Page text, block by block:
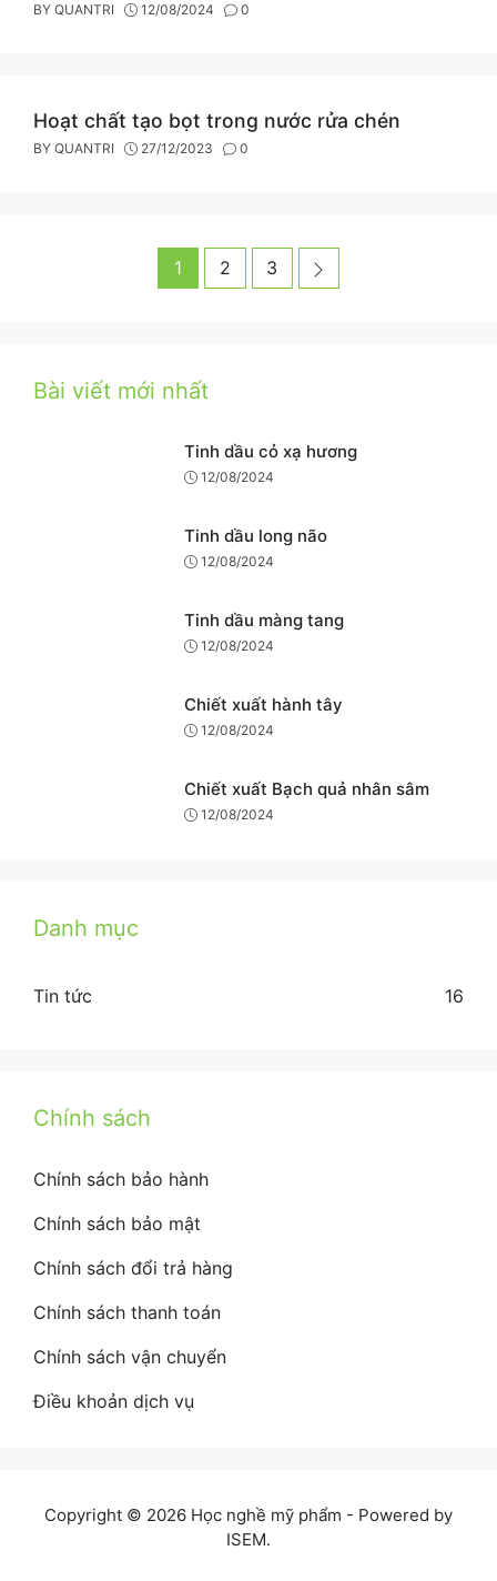
BY QUANTRI 12/08/2024 0
Hoạt chất tạo bọt trong nước rửa chén
BY QUANTRI 27/12/2023 0
Page
1 Page
2 Page
3 Next
Bài viết mới nhất
Tinh dầu cỏ xạ hương
12/08/2024
Tinh dầu long não
12/08/2024
Tinh dầu màng tang
12/08/2024
Chiết xuất hành tây
12/08/2024
Chiết xuất Bạch quả nhân sâm
12/08/2024
Danh mục
Tin tức 16
Chính sách
Chính sách bảo hành
Chính sách bảo mật
Chính sách đổi trả hàng
Chính sách thanh toán
Chính sách vận chuyển
Điều khoản dịch vụ
Copyright © 2026 Học nghề mỹ phẩm - Powered by
ISEM.